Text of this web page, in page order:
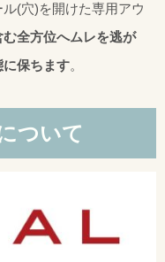
(穴)を開けた専用アウ
む全方位へムレを逃が
に保ちます。
ついて